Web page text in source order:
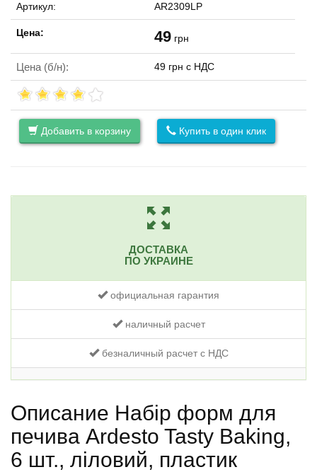
Артикул: AR2309LP
Цена: 49 грн
Цена (б/н): 49 грн с НДС
Добавить в корзину Купить в один клик
ДОСТАВКА
ПО УКРАИНЕ
официальная гарантия
наличный расчет
безналичный расчет с НДС
Описание Набір форм для
печива Ardesto Tasty Baking,
6 шт., ліловий, пластик